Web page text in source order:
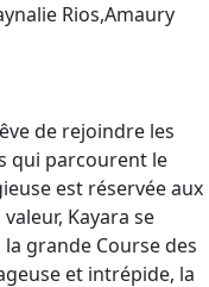
Rios,Amaury
de rejoindre les
qui parcourent le
est réservée aux
Kayara se
grande Course des
et intrépide, la